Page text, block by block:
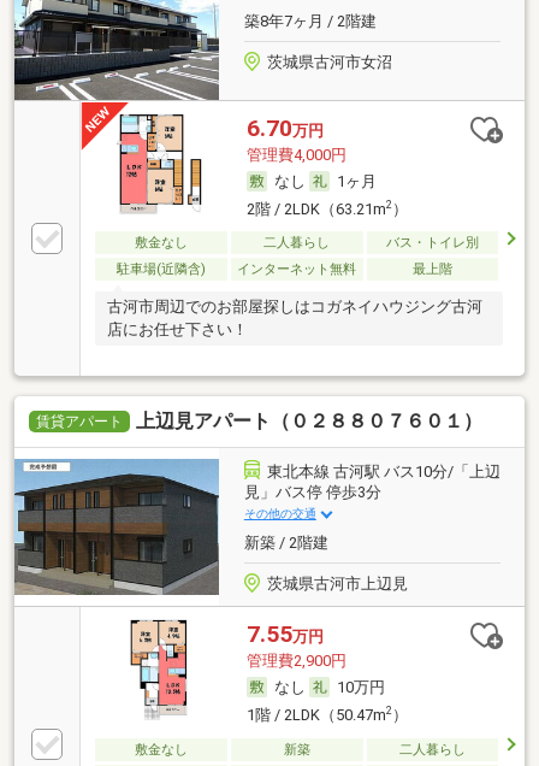
築8年7ヶ月 / 2階建
茨城県古河市女沼
6.70万円
管理費4,000円
なし
1ヶ月
2階 / 2LDK（63.21m2）
敷金なし 二人暮らし
バス・トイレ別
駐車場(近隣含)
インターネット無料 最上階
古河市周辺でのお部屋探しはコガネイハウジング古河
店にお任せ下さい！
賃貸アパート 上辺見アパート（０２８８０７６０１）
東北本線 古河駅 バス10分/「上辺
見」バス停 停歩3分
その他の交通
新築 / 2階建
茨城県古河市上辺見
7.55万円
管理費2,900円
なし
10万円
1階 / 2LDK（50.47m2）
敷金なし 新築
二人暮らし